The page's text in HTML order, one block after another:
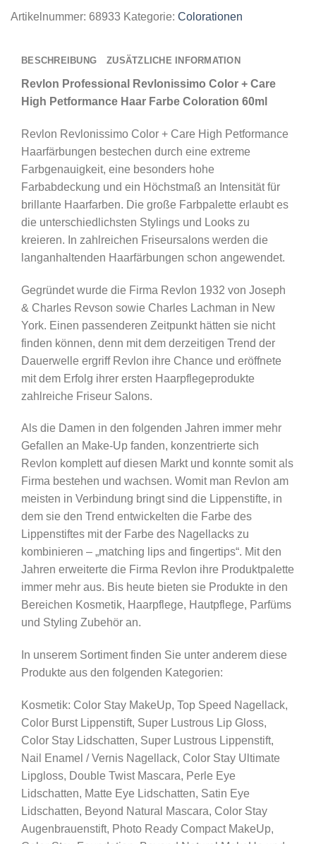
Artikelnummer: 68933 Kategorie: Colorationen
BESCHREIBUNG ZUSÄTZLICHE INFORMATION
Revlon Professional Revlonissimo Color + Care
High Petformance Haar Farbe Coloration 60ml
Revlon Revlonissimo Color + Care High Petformance
Haarfärbungen bestechen durch eine extreme
Farbgenauigkeit, eine besonders hohe
Farbabdeckung und ein Höchstmaß an Intensität für
brillante Haarfarben. Die große Farbpalette erlaubt es
die unterschiedlichsten Stylings und Looks zu
kreieren. In zahlreichen Friseursalons werden die
langanhaltenden Haarfärbungen schon angewendet.
Gegründet wurde die Firma Revlon 1932 von Joseph
& Charles Revson sowie Charles Lachman in New
York. Einen passenderen Zeitpunkt hätten sie nicht
finden können, denn mit dem derzeitigen Trend der
Dauerwelle ergriff Revlon ihre Chance und eröffnete
mit dem Erfolg ihrer ersten Haarpflegeprodukte
zahlreiche Friseur Salons.
Als die Damen in den folgenden Jahren immer mehr
Gefallen an Make-Up fanden, konzentrierte sich
Revlon komplett auf diesen Markt und konnte somit als
Firma bestehen und wachsen. Womit man Revlon am
meisten in Verbindung bringt sind die Lippenstifte, in
dem sie den Trend entwickelten die Farbe des
Lippenstiftes mit der Farbe des Nagellacks zu
kombinieren – „matching lips and fingertips“. Mit den
Jahren erweiterte die Firma Revlon ihre Produktpalette
immer mehr aus. Bis heute bieten sie Produkte in den
Bereichen Kosmetik, Haarpflege, Hautpflege, Parfüms
und Styling Zubehör an.
In unserem Sortiment finden Sie unter anderem diese
Produkte aus den folgenden Kategorien:
Kosmetik: Color Stay MakeUp, Top Speed Nagellack,
Color Burst Lippenstift, Super Lustrous Lip Gloss,
Color Stay Lidschatten, Super Lustrous Lippenstift,
Nail Enamel / Vernis Nagellack, Color Stay Ultimate
Lipgloss, Double Twist Mascara, Perle Eye
Lidschatten, Matte Eye Lidschatten, Satin Eye
Lidschatten, Beyond Natural Mascara, Color Stay
Augenbrauenstift, Photo Ready Compact MakeUp,